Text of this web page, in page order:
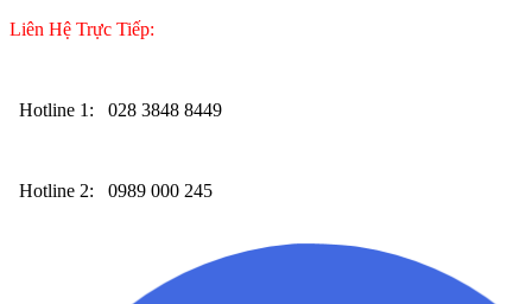
Liên Hệ Trực Tiếp:
Hotline 1: 028 3848 8449
Hotline 2: 0989 000 245